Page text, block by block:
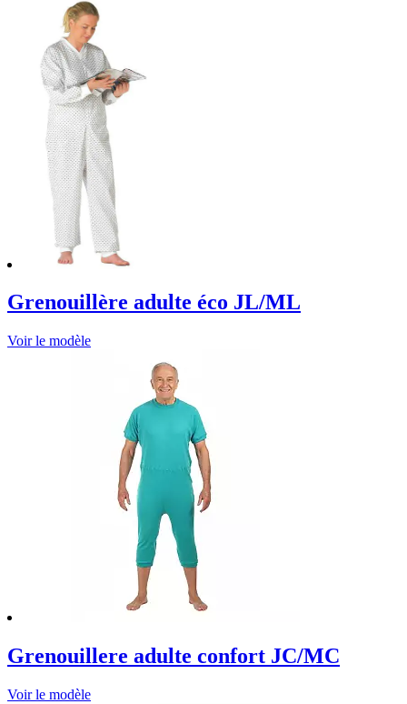
Grenouillère adulte éco JL/ML
Voir le modèle
Grenouillere adulte confort JC/MC
Voir le modèle